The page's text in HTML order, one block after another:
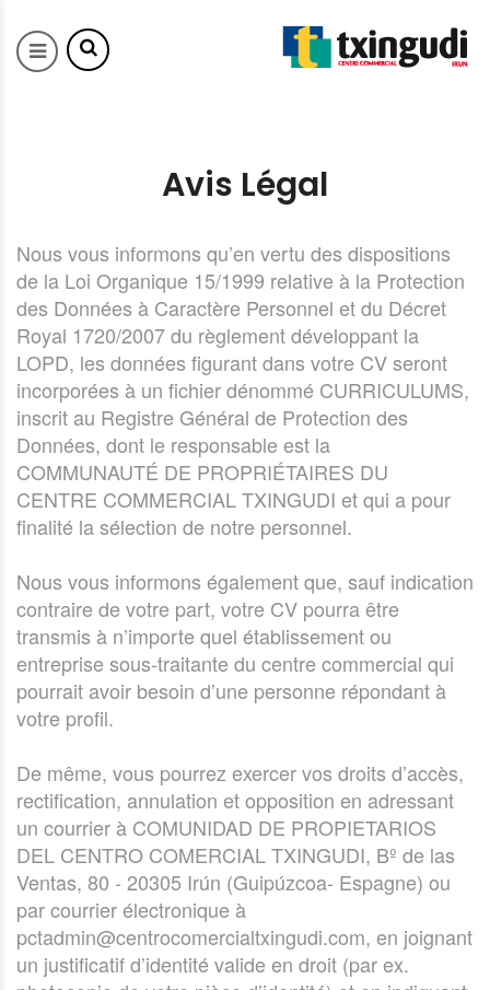
Avis Légal
Nous vous informons qu’en vertu des dispositions
de la Loi Organique 15/1999 relative à la Protection
des Données à Caractère Personnel et du Décret
Royal 1720/2007 du règlement développant la
LOPD, les données figurant dans votre CV seront
incorporées à un fichier dénommé CURRICULUMS,
inscrit au Registre Général de Protection des
Données, dont le responsable est la
COMMUNAUTÉ DE PROPRIÉTAIRES DU
CENTRE COMMERCIAL TXINGUDI et qui a pour
finalité la sélection de notre personnel.
Nous vous informons également que, sauf indication
contraire de votre part, votre CV pourra être
transmis à n’importe quel établissement ou
entreprise sous-traitante du centre commercial qui
pourrait avoir besoin d’une personne répondant à
votre profil.
De même, vous pourrez exercer vos droits d’accès,
rectification, annulation et opposition en adressant
un courrier à COMUNIDAD DE PROPIETARIOS
DEL CENTRO COMERCIAL TXINGUDI, Bº de las
Ventas, 80 - 20305 Irún (Guipúzcoa- Espagne) ou
par courrier électronique à
pctadmin@centrocomercialtxingudi.com, en joignant
un justificatif d’identité valide en droit (par ex.